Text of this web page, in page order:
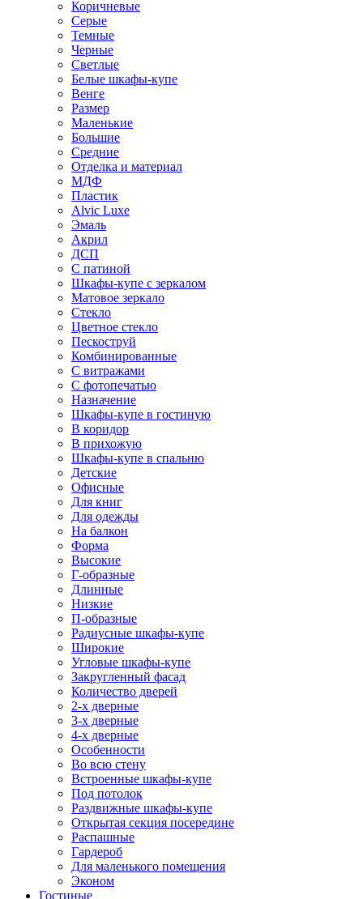
Коричневые
Серые
Темные
Черные
Светлые
Белые шкафы-купе
Венге
Размер
Маленькие
Большие
Средние
Отделка и материал
МДФ
Пластик
Alvic Luxe
Эмаль
Акрил
ДСП
С патиной
Шкафы-купе с зеркалом
Матовое зеркало
Стекло
Цветное стекло
Пескоструй
Комбинированные
С витражами
С фотопечатью
Назначение
Шкафы-купе в гостиную
В коридор
В прихожую
Шкафы-купе в спальню
Детские
Офисные
Для книг
Для одежды
На балкон
Форма
Высокие
Г-образные
Длинные
Низкие
П-образные
Радиусные шкафы-купе
Широкие
Угловые шкафы-купе
Закругленный фасад
Количество дверей
2-х дверные
3-х дверные
4-х дверные
Особенности
Во всю стену
Встроенные шкафы-купе
Под потолок
Раздвижные шкафы-купе
Открытая секция посередине
Распашные
Гардероб
Для маленького помещения
Эконом
Гостиные